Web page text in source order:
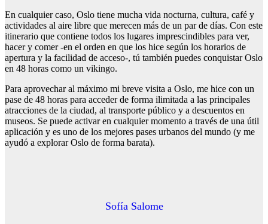
En cualquier caso, Oslo tiene mucha vida nocturna, cultura, café y
actividades al aire libre que merecen más de un par de días. Con este
itinerario que contiene todos los lugares imprescindibles para ver,
hacer y comer -en el orden en que los hice según los horarios de
apertura y la facilidad de acceso-, tú también puedes conquistar Oslo
en 48 horas como un vikingo.
Para aprovechar al máximo mi breve visita a Oslo, me hice con un
pase de 48 horas para acceder de forma ilimitada a las principales
atracciones de la ciudad, al transporte público y a descuentos en
museos. Se puede activar en cualquier momento a través de una útil
aplicación y es uno de los mejores pases urbanos del mundo (y me
ayudó a explorar Oslo de forma barata).
Sofía Salome